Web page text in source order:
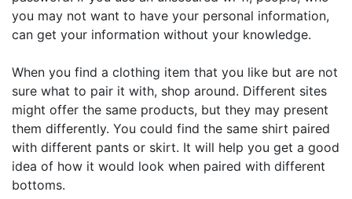
you may not want to have your personal information,
can get your information without your knowledge.
When you find a clothing item that you like but are not
sure what to pair it with, shop around. Different sites
might offer the same products, but they may present
them differently. You could find the same shirt paired
with different pants or skirt. It will help you get a good
idea of how it would look when paired with different
bottoms.